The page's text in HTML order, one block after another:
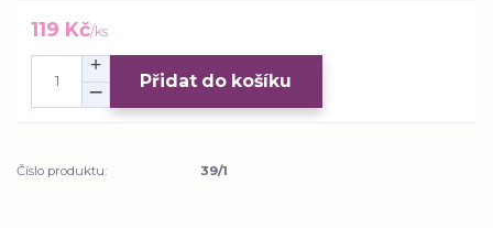
119 Kč/ks
Přidat do košíku
Číslo produktu: 39/1